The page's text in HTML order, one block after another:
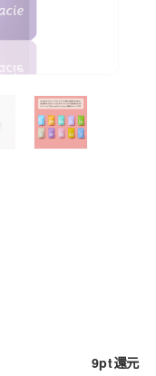
9pt還元